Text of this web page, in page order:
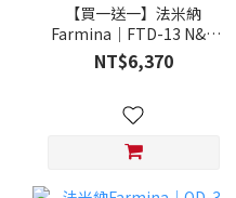
【買一送一】法米納
Farmina｜FTD-13 N&D
天然培育系列-全齡犬-頂級
鮭魚-潔牙顆粒 20KG §下
NT$6,370